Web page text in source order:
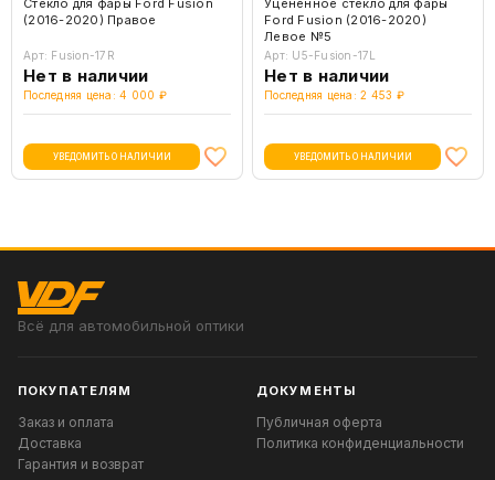
Стекло для фары Ford Fusion
(2016-2020) Правое
Арт: Fusion-17R
Нет в наличии
Последняя цена: 4 000 ₽
УВЕДОМИТЬ О НАЛИЧИИ
Уцененное стекло для фары
Ford Fusion (2016-2020)
Левое №5
Арт: U5-Fusion-17L
Нет в наличии
Последняя цена: 2 453 ₽
УВЕДОМИТЬ О НАЛИЧИИ
Всё для автомобильной оптики
ПОКУПАТЕЛЯМ
Заказ и оплата
Доставка
Гарантия и возврат
ДОКУМЕНТЫ
Публичная оферта
Политика конфиденциальности